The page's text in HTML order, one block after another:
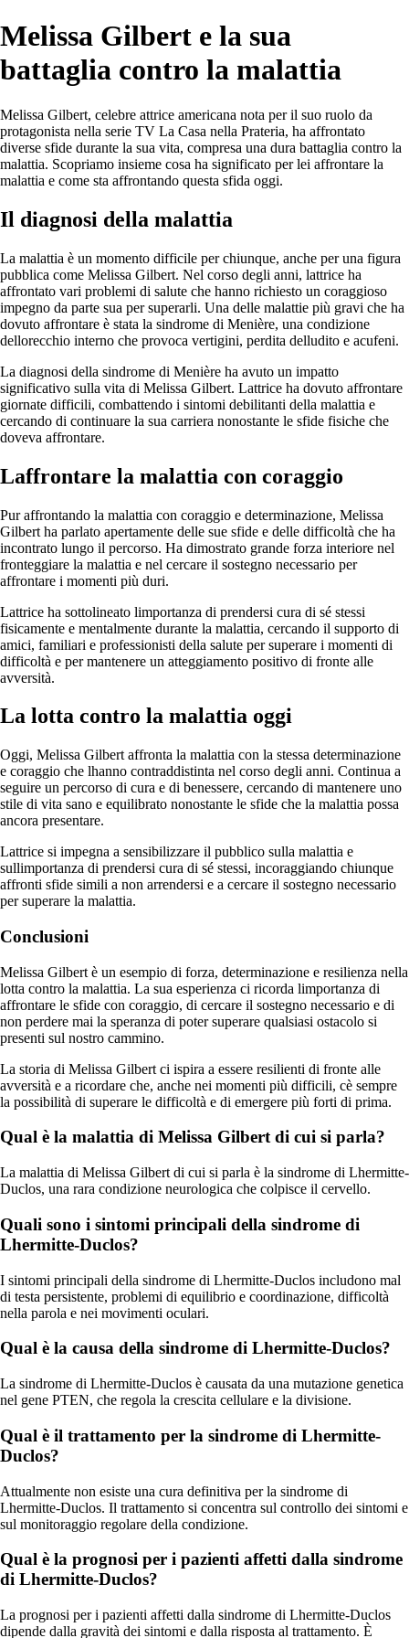
Melissa Gilbert e la sua
battaglia contro la malattia
Melissa Gilbert, celebre attrice americana nota per il suo ruolo da
protagonista nella serie TV La Casa nella Prateria, ha affrontato
diverse sfide durante la sua vita, compresa una dura battaglia contro la
malattia. Scopriamo insieme cosa ha significato per lei affrontare la
malattia e come sta affrontando questa sfida oggi.
Il diagnosi della malattia
La malattia è un momento difficile per chiunque, anche per una figura
pubblica come Melissa Gilbert. Nel corso degli anni, lattrice ha
affrontato vari problemi di salute che hanno richiesto un coraggioso
impegno da parte sua per superarli. Una delle malattie più gravi che ha
dovuto affrontare è stata la sindrome di Menière, una condizione
dellorecchio interno che provoca vertigini, perdita delludito e acufeni.
La diagnosi della sindrome di Menière ha avuto un impatto
significativo sulla vita di Melissa Gilbert. Lattrice ha dovuto affrontare
giornate difficili, combattendo i sintomi debilitanti della malattia e
cercando di continuare la sua carriera nonostante le sfide fisiche che
doveva affrontare.
Laffrontare la malattia con coraggio
Pur affrontando la malattia con coraggio e determinazione, Melissa
Gilbert ha parlato apertamente delle sue sfide e delle difficoltà che ha
incontrato lungo il percorso. Ha dimostrato grande forza interiore nel
fronteggiare la malattia e nel cercare il sostegno necessario per
affrontare i momenti più duri.
Lattrice ha sottolineato limportanza di prendersi cura di sé stessi
fisicamente e mentalmente durante la malattia, cercando il supporto di
amici, familiari e professionisti della salute per superare i momenti di
difficoltà e per mantenere un atteggiamento positivo di fronte alle
avversità.
La lotta contro la malattia oggi
Oggi, Melissa Gilbert affronta la malattia con la stessa determinazione
e coraggio che lhanno contraddistinta nel corso degli anni. Continua a
seguire un percorso di cura e di benessere, cercando di mantenere uno
stile di vita sano e equilibrato nonostante le sfide che la malattia possa
ancora presentare.
Lattrice si impegna a sensibilizzare il pubblico sulla malattia e
sullimportanza di prendersi cura di sé stessi, incoraggiando chiunque
affronti sfide simili a non arrendersi e a cercare il sostegno necessario
per superare la malattia.
Conclusioni
Melissa Gilbert è un esempio di forza, determinazione e resilienza nella
lotta contro la malattia. La sua esperienza ci ricorda limportanza di
affrontare le sfide con coraggio, di cercare il sostegno necessario e di
non perdere mai la speranza di poter superare qualsiasi ostacolo si
presenti sul nostro cammino.
La storia di Melissa Gilbert ci ispira a essere resilienti di fronte alle
avversità e a ricordare che, anche nei momenti più difficili, cè sempre
la possibilità di superare le difficoltà e di emergere più forti di prima.
Qual è la malattia di Melissa Gilbert di cui si parla?
La malattia di Melissa Gilbert di cui si parla è la sindrome di Lhermitte-
Duclos, una rara condizione neurologica che colpisce il cervello.
Quali sono i sintomi principali della sindrome di
Lhermitte-Duclos?
I sintomi principali della sindrome di Lhermitte-Duclos includono mal
di testa persistente, problemi di equilibrio e coordinazione, difficoltà
nella parola e nei movimenti oculari.
Qual è la causa della sindrome di Lhermitte-Duclos?
La sindrome di Lhermitte-Duclos è causata da una mutazione genetica
nel gene PTEN, che regola la crescita cellulare e la divisione.
Qual è il trattamento per la sindrome di Lhermitte-
Duclos?
Attualmente non esiste una cura definitiva per la sindrome di
Lhermitte-Duclos. Il trattamento si concentra sul controllo dei sintomi e
sul monitoraggio regolare della condizione.
Qual è la prognosi per i pazienti affetti dalla sindrome
di Lhermitte-Duclos?
La prognosi per i pazienti affetti dalla sindrome di Lhermitte-Duclos
dipende dalla gravità dei sintomi e dalla risposta al trattamento. È